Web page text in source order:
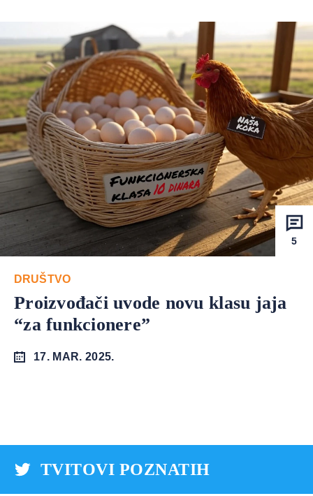
5
DRUŠTVO
Proizvođači uvode novu klasu jaja
“za funkcionere”
17. MAR. 2025.
TVITOVI POZNATIH